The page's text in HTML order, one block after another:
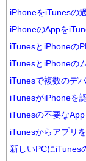
iPhoneをiTunesの
iPhoneのAppを
iTunesとiPhoneの
iTunesとiPhoneの
iTunesで複数のデ
iTunesがiPhoneを
iTunesの不要な
iTunesからアプリ
新しいPCにiTunes